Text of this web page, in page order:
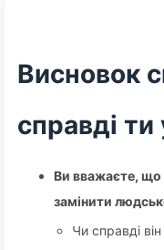
Висновок
справді
Ви вважаєте,
замінити
Чи справді